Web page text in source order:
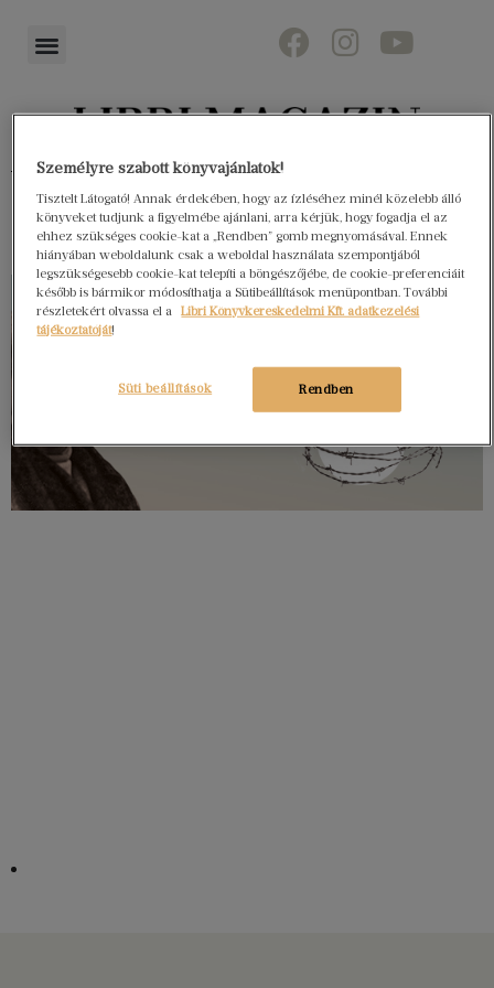
Könyvektől az olvasókig
Személyre szabott könyvajánlatok!
Tisztelt Látogató! Annak érdekében, hogy az ízléséhez minél közelebb álló
könyveket tudjunk a figyelmébe ajánlani, arra kérjük, hogy fogadja el az
ehhez szükséges cookie-kat a „Rendben” gomb megnyomásával. Ennek
hiányában weboldalunk csak a weboldal használata szempontjából
legszükségesebb cookie-kat telepíti a böngészőjébe, de cookie-preferenciáit
később is bármikor módosíthatja a Sütibeállítások menüpontban. További
részletekért olvassa el a
Libri Könyvkereskedelmi Kft. adatkezelési
tájékoztatóját!
Rendben
Süti beállítások